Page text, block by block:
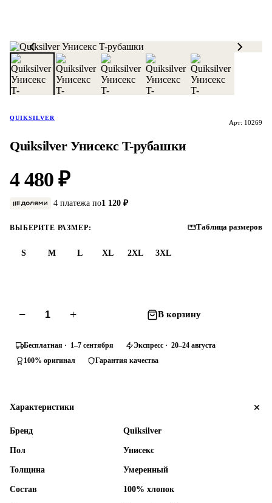
QUIKSILVER
Арт: 10269
Quiksilver Унисекс T-рубашки
4 480 ₽
4 платежа по1 120 ₽
ВЫБЕРИТЕ РАЗМЕР: Таблица размеров
S M L XL 2XL 3XL
− + В корзину
Бесплатная · 1–7 сентября
Экспресс · 20–24 августа
100% оригинал
Гарантия качества
Характеристики
Бренд Quiksilver
Пол Унисекс
Толщина Умеренный
Состав 100% хлопок